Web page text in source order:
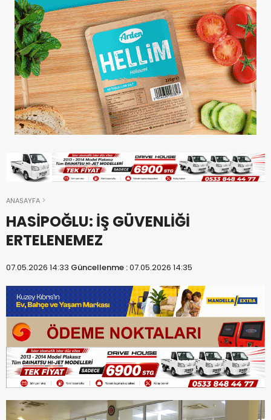
ANASAYFA
HASİPOĞLU: İŞ GÜVENLİĞİ
ERTELENEMEZ
07.05.2026 14:33 Güncellenme :07.05.2026 14:35